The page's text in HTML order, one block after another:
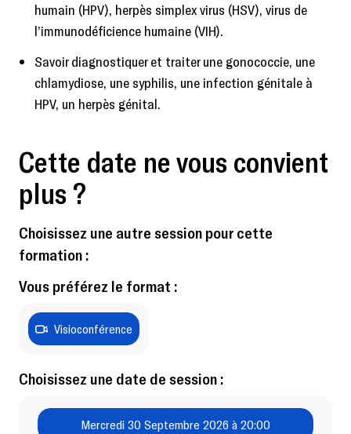
Cette date ne vous convient
plus ?
Choisissez une autre session pour cette
formation :
Vous préférez le format :
Visioconférence
Choisissez une date de session :
Mercredi 30 Septembre 2026 à 20:00
humain (HPV), herpès simplex virus (HSV), virus de
l’immunodéficience humaine (VIH).
Savoir diagnostiquer et traiter une gonococcie, une
chlamydiose, une syphilis, une infection génitale à
HPV, un herpès génital.